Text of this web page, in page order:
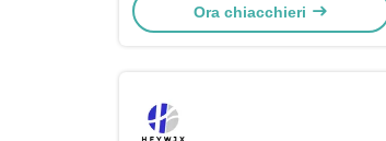
Ora chiacchieri